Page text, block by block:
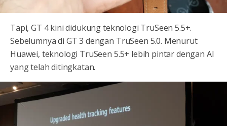
Tapi, GT 4 kini didukung teknologi TruSeen 5.5+.
Sebelumnya di GT 3 dengan TruSeen 5.0. Menurut
Huawei, teknologi TruSeen 5.5+ lebih pintar dengan AI
yang telah ditingkatan.